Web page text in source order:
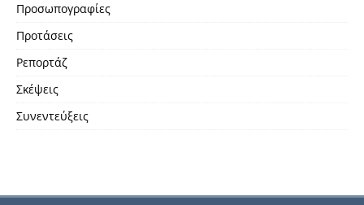
Προσωπογραφίες
Προτάσεις
Ρεπορτάζ
Σκέψεις
Συνεντεύξεις